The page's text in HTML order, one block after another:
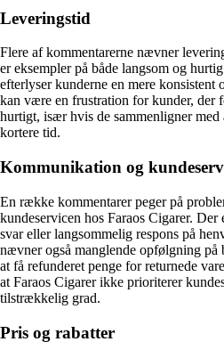
Leveringstid
Flere af kommentarerne nævner
er eksempler på både langsom og
efterlyser kunderne en mere konsistent
kan være en frustration for kunder, der
hurtigt, især hvis de sammenligner med
kortere tid.
Kommunikation og
En række kommentarer peger på
kundeservicen hos Faraos Cigarer. Der
svar eller langsommelig respons på
nævner også manglende opfølgning på
at få refunderet penge for returnede
at Faraos Cigarer ikke prioriterer
tilstrækkelig grad.
Pris og rabatter